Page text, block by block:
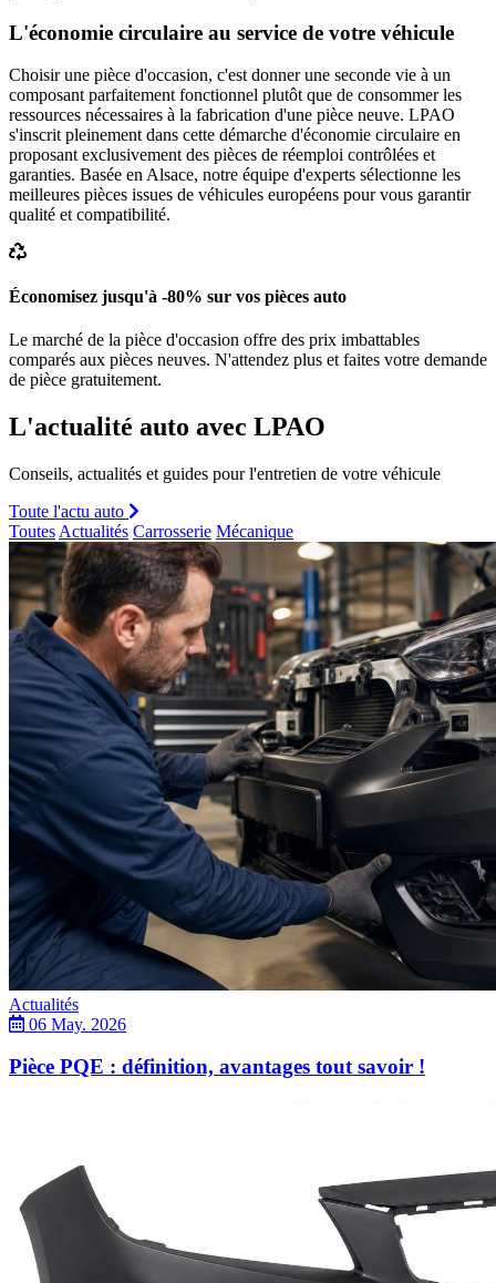
L'économie circulaire au service de votre véhicule
Choisir une pièce d'occasion, c'est donner une seconde vie à un
composant parfaitement fonctionnel plutôt que de consommer les
ressources nécessaires à la fabrication d'une pièce neuve. LPAO
s'inscrit pleinement dans cette démarche d'économie circulaire en
proposant exclusivement des pièces de réemploi contrôlées et
garanties. Basée en Alsace, notre équipe d'experts sélectionne les
meilleures pièces issues de véhicules européens pour vous garantir
qualité et compatibilité.
Économisez jusqu'à -80% sur vos pièces auto
Le marché de la pièce d'occasion offre des prix imbattables
comparés aux pièces neuves. N'attendez plus et faites votre demande
de pièce gratuitement.
L'actualité auto avec LPAO
Conseils, actualités et guides pour l'entretien de votre véhicule
Toute l'actu auto
Toutes Actualités Carrosserie Mécanique
Actualités
06 May. 2026
Pièce PQE : définition, avantages tout savoir !